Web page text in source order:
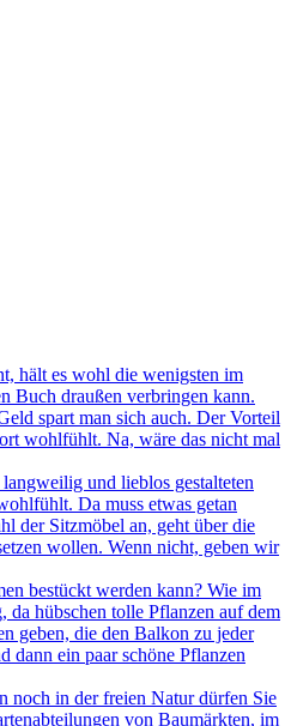
hält es wohl die wenigsten im
Buch draußen verbringen kann.
spart man sich auch. Der Vorteil
wohlfühlt. Na, wäre das nicht mal
und lieblos gestalteten
Da muss etwas getan
der Sitzmöbel an, geht über die
wollen. Wenn nicht, geben wir
bestückt werden kann? Wie im
da hübschen tolle Pflanzen auf dem
geben, die den Balkon zu jeder
dann ein paar schöne Pflanzen
noch in der freien Natur dürfen Sie
von Baumärkten, im